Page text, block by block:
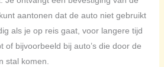
aantonen dat de auto niet gebruikt
als je op reis gaat, voor langere tijd
of bijvoorbeeld bij auto’s die door de
stal komen.